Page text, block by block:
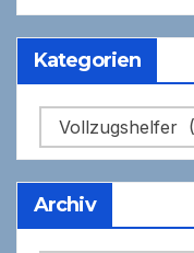
Kategorien
Kategorien
Archiv